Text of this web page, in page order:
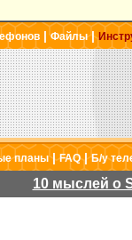
|Файлы|
планы|FAQ|Б/у
10 мыслей о